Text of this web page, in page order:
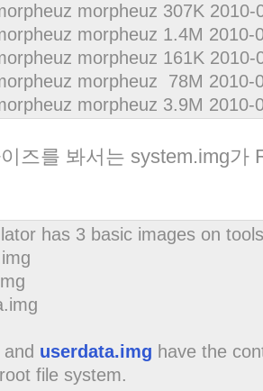
morpheuz 307K
morpheuz 1.4M 2010-
morpheuz 161K
morpheuz 78M 2010-
morpheuz 3.9M 2010-
즈를 봐서는 system.img가
has 3 basic images on
and userdata.img have the
file system.